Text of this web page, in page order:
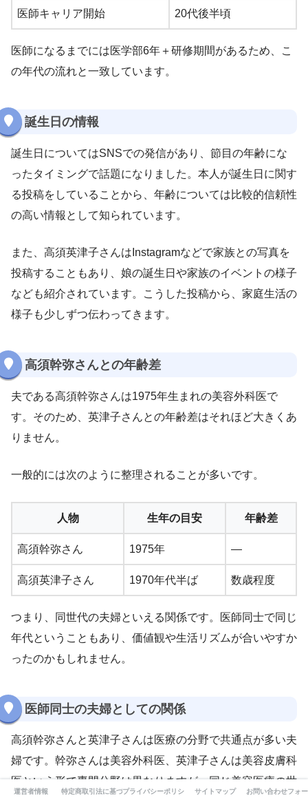
医師キャリア開始 20代後半頃
医師になるまでには医学部6年＋研修期間があるため、こ
の年代の流れと一致しています。
誕生日の情報
誕生日についてはSNSでの発信があり、節目の年齢にな
ったタイミングで話題になりました。本人が誕生日に関す
る投稿をしていることから、年齢については比較的信頼性
の高い情報として知られています。
また、高須英津子さんはInstagramなどで家族との写真を
投稿することもあり、娘の誕生日や家族のイベントの様子
なども紹介されています。こうした投稿から、家庭生活の
様子も少しずつ伝わってきます。
高須幹弥さんとの年齢差
夫である高須幹弥さんは1975年生まれの美容外科医で
す。そのため、英津子さんとの年齢差はそれほど大きくあ
りません。
一般的には次のように整理されることが多いです。
人物 生年の目安 年齢差
高須幹弥さん 1975年 —
高須英津子さん 1970年代半ば 数歳程度
つまり、同世代の夫婦といえる関係です。医師同士で同じ
年代ということもあり、価値観や生活リズムが合いやすか
ったのかもしれません。
医師同士の夫婦としての関係
高須幹弥さんと英津子さんは医療の分野で共通点が多い夫
婦です。幹弥さんは美容外科医、英津子さんは美容皮膚科
医という形で専門分野は異なりますが、同じ美容医療の世
運営者情報 特定商取引法に基づく表記プライバシーポリシー サイトマップ お問い合わせフォ